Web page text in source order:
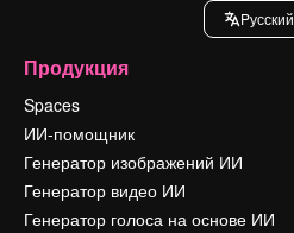
Pусский
Продукция
Spaces
ИИ-помощник
Генератор изображений ИИ
Генератор видео ИИ
Генератор голоса на основе ИИ